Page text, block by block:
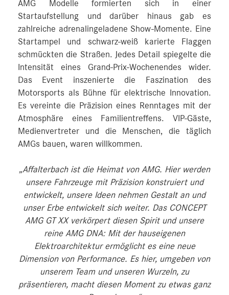
AMG Modelle formierten sich in einer
Startaufstellung und darüber hinaus gab es
zahlreiche adrenalingeladene Show-Momente. Eine
Startampel und schwarz-weiß karierte Flaggen
schmückten die Straßen. Jedes Detail spiegelte die
Intensität eines Grand-Prix-Wochenendes wider.
Das Event inszenierte die Faszination des
Motorsports als Bühne für elektrische Innovation.
Es vereinte die Präzision eines Renntages mit der
Atmosphäre eines Familientreffens. VIP-Gäste,
Medienvertreter und die Menschen, die täglich
AMGs bauen, waren willkommen.
„Affalterbach ist die Heimat von AMG. Hier werden
unsere Fahrzeuge mit Präzision konstruiert und
entwickelt, unsere Ideen nehmen Gestalt an und
unser Erbe entwickelt sich weiter. Das CONCEPT
AMG GT XX verkörpert diesen Spirit und unsere
reine AMG DNA: Mit der hauseigenen
Elektroarchitektur ermöglicht es eine neue
Dimension von Performance. Es hier, umgeben von
unserem Team und unseren Wurzeln, zu
präsentieren, macht diesen Moment zu etwas ganz